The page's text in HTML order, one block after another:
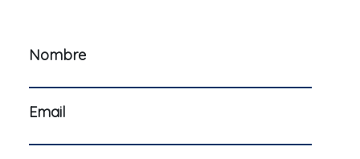
Nombre
Email